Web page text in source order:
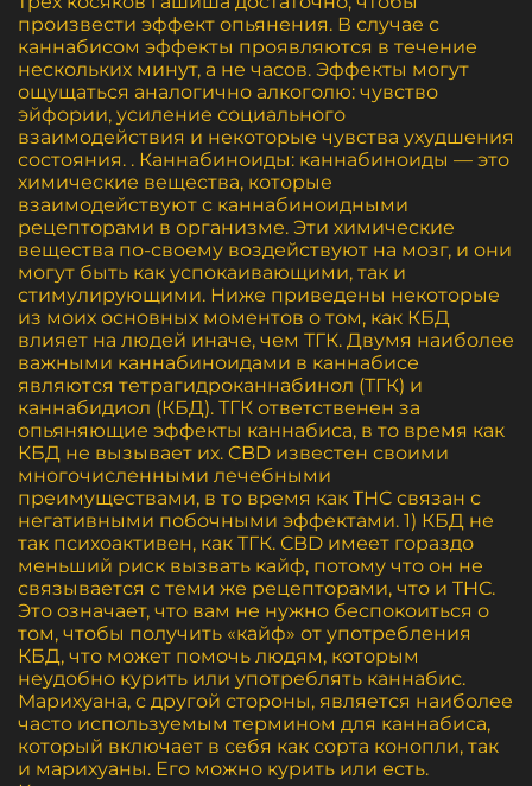
произвести эффект опьянения. В случае с
каннабисом эффекты проявляются в течение
нескольких минут, а не часов. Эффекты могут
ощущаться аналогично алкоголю: чувство
эйфории, усиление социального
взаимодействия и некоторые чувства ухудшения
состояния. . Каннабиноиды: каннабиноиды — это
химические вещества, которые
взаимодействуют с каннабиноидными
рецепторами в организме. Эти химические
вещества по-своему воздействуют на мозг, и они
могут быть как успокаивающими, так и
стимулирующими. Ниже приведены некоторые
из моих основных моментов о том, как КБД
влияет на людей иначе, чем ТГК. Двумя наиболее
важными каннабиноидами в каннабисе
являются тетрагидроканнабинол (ТГК) и
каннабидиол (КБД). ТГК ответственен за
опьяняющие эффекты каннабиса, в то время как
КБД не вызывает их. CBD известен своими
многочисленными лечебными
преимуществами, в то время как THC связан с
негативными побочными эффектами. 1) КБД не
так психоактивен, как ТГК. CBD имеет гораздо
меньший риск вызвать кайф, потому что он не
связывается с теми же рецепторами, что и THC.
Это означает, что вам не нужно беспокоиться о
том, чтобы получить «кайф» от употребления
КБД, что может помочь людям, которым
неудобно курить или употреблять каннабис.
Марихуана, с другой стороны, является наиболее
часто используемым термином для каннабиса,
который включает в себя как сорта конопли, так
и марихуаны. Его можно курить или есть.